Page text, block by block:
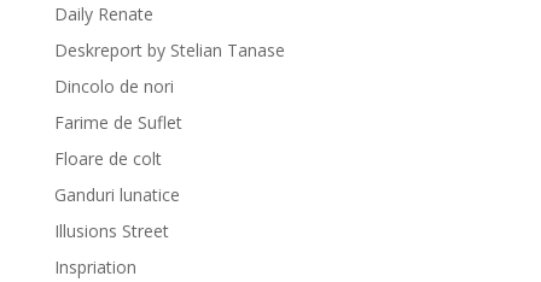
Daily Renate
Deskreport by Stelian Tanase
Dincolo de nori
Farime de Suflet
Floare de colt
Ganduri lunatice
Illusions Street
Inspriation